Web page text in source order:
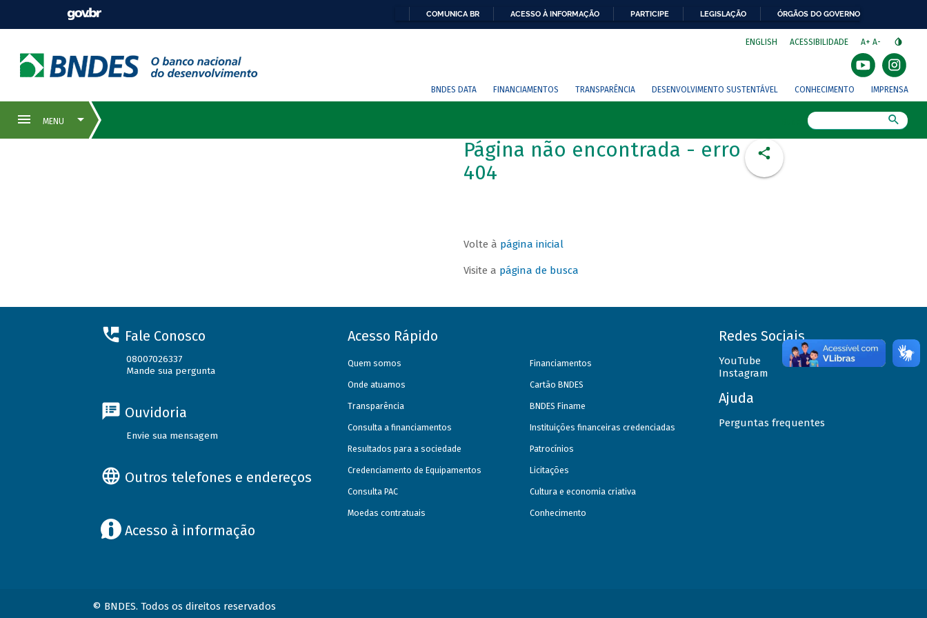
COMUNICA BR ACESSO À INFORMAÇÃO PARTICIPE LEGISLAÇÃO ÓRGÃOS DO GOVERNO
ENGLISH ACESSIBILIDADE A+ A-
BNDES DATA FINANCIAMENTOS TRANSPARÊNCIA DESENVOLVIMENTO SUSTENTÁVEL CONHECIMENTO IMPRENSA
Página não encontrada - erro
404
Volte à página inicial
Visite a página de busca
Fale Conosco
08007026337
Mande sua pergunta
Ouvidoria
Envie sua mensagem
Outros telefones e endereços
Acesso à informação
Acesso Rápido
Quem somos
Onde atuamos
Transparência
Consulta a financiamentos
Resultados para a sociedade
Credenciamento de Equipamentos
Consulta PAC
Moedas contratuais
Financiamentos
Cartão BNDES
BNDES Finame
Instituições financeiras credenciadas
Patrocínios
Licitações
Cultura e economia criativa
Conhecimento
Redes Sociais
YouTube
Instagram
Ajuda
Perguntas frequentes
© BNDES. Todos os direitos reservados